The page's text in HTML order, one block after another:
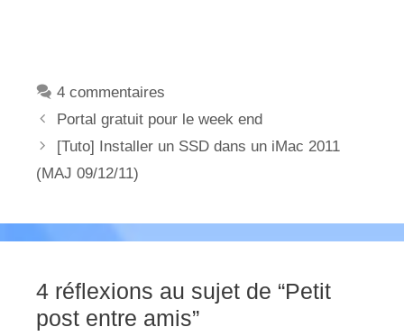
4 commentaires
Portal gratuit pour le week end
[Tuto] Installer un SSD dans un iMac 2011
(MAJ 09/12/11)
4 réflexions au sujet de “Petit
post entre amis”